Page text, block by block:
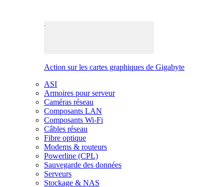
Action sur les cartes graphiques de Gigabyte
ASI
Armoires pour serveur
Caméras réseau
Composants LAN
Composants Wi-Fi
Câbles réseau
Fibre optique
Modems & routeurs
Powerline (CPL)
Sauvegarde des données
Serveurs
Stockage & NAS